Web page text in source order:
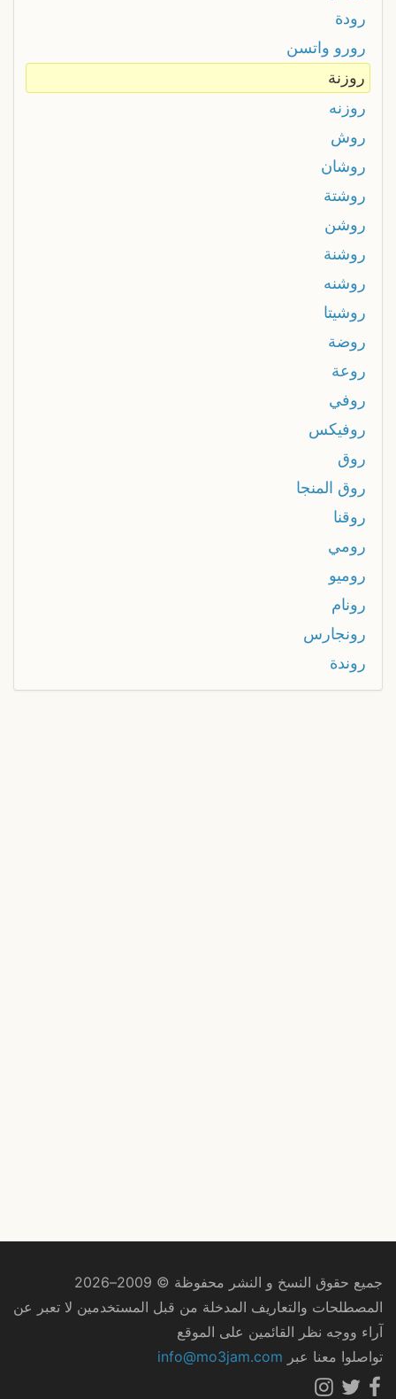
رودة
رورو واتسن
روزنة
روزنه
روش
روشان
روشتة
روشن
روشنة
روشنه
روشيتا
روضة
روعة
روفي
روفيكس
روق
روق المنجا
روقنا
رومي
روميو
رونام
رونجارس
روندة
جميع حقوق النسخ و النشر محفوظة © 2009–2026
المصطلحات والتعاريف المدخلة من قبل المستخدمين لا تعبر عن
آراء ووجه نظر القائمين على الموقع
تواصلوا معنا عبر info@mo3jam.com